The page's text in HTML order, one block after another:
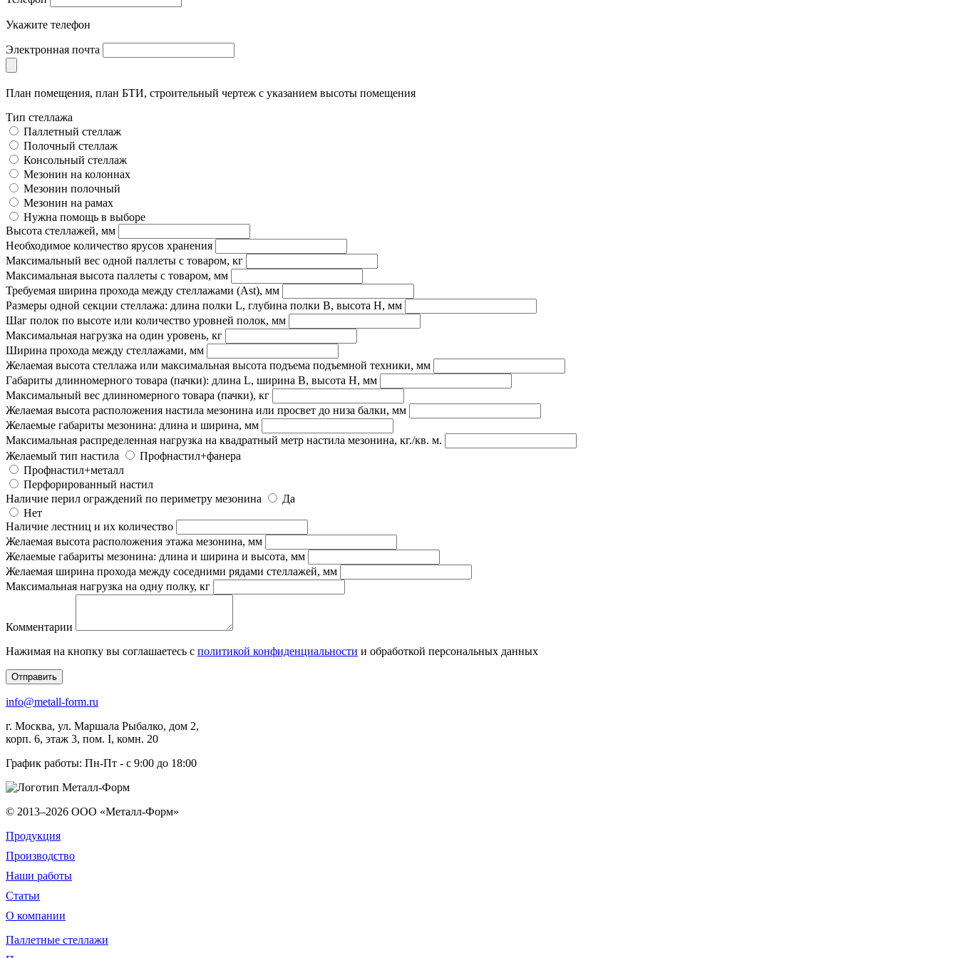
Укажите телефон
Электронная почта
План помещения, план БТИ, строительный чертеж с указанием высоты помещения
Тип стеллажа
Паллетный стеллаж
Полочный стеллаж
Консольный стеллаж
Мезонин на колоннах
Мезонин полочный
Мезонин на рамах
Нужна помощь в выборе
Высота стеллажей, мм
Необходимое количество ярусов хранения
Максимальный вес одной паллеты с товаром, кг
Максимальная высота паллеты с товаром, мм
Требуемая ширина прохода между стеллажами (Ast), мм
Размеры одной секции стеллажа: длина полки L, глубина полки B, высота H, мм
Шаг полок по высоте или количество уровней полок, мм
Максимальная нагрузка на один уровень, кг
Ширина прохода между стеллажами, мм
Желаемая высота стеллажа или максимальная высота подъема подъемной техники, мм
Габариты длинномерного товара (пачки): длина L, ширина B, высота H, мм
Максимальный вес длинномерного товара (пачки), кг
Желаемая высота расположения настила мезонина или просвет до низа балки, мм
Желаемые габариты мезонина: длина и ширина, мм
Максимальная распределенная нагрузка на квадратный метр настила мезонина, кг./кв. м.
Желаемый тип настила
Профнастил+фанера
Профнастил+металл
Перфорированный настил
Наличие перил ограждений по периметру мезонина
Да
Нет
Наличие лестниц и их количество
Желаемая высота расположения этажа мезонина, мм
Желаемые габариты мезонина: длина и ширина и высота, мм
Желаемая ширина прохода между соседними рядами стеллажей, мм
Максимальная нагрузка на одну полку, кг
Комментарии
Нажимая на кнопку вы соглашаетесь с политикой конфиденциальности и обработкой персональных данных
Отправить
info@metall-form.ru
г. Москва, ул. Маршала Рыбалко, дом 2,
корп. 6, этаж 3, пом. I, комн. 20
График работы: Пн-Пт - с 9:00 до 18:00
© 2013–2026 ООО «Металл-Форм»
Продукция
Производство
Наши работы
Статьи
О компании
Паллетные стеллажи